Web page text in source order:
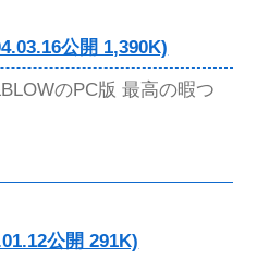
公開 1,390K)
のPC版 最高の暇つ
公開 291K)